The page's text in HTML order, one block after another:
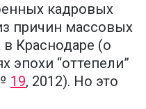
кадровых
причин массовых
Краснодаре (о
эпохи “оттепели”
19, 2012). Но это